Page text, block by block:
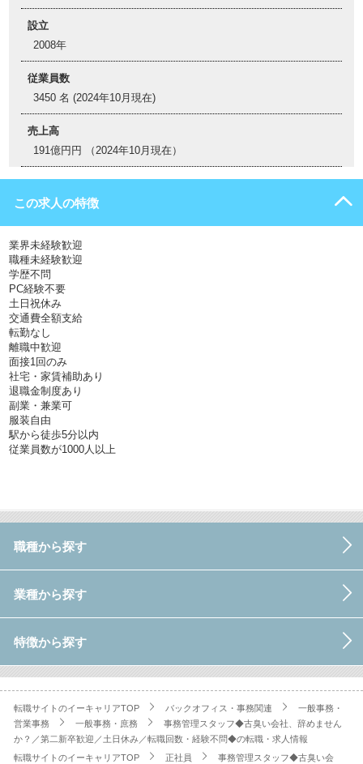
設立
2008年
従業員数
3450 名 (2024年10月現在)
売上高
191億円円 （2024年10月現在）
この求人の特徴
業界未経験歓迎
職種未経験歓迎
学歴不問
PC経験不要
土日祝休み
交通費全額支給
転勤なし
離職中歓迎
面接1回のみ
社宅・家賃補助あり
退職金制度あり
副業・兼業可
服装自由
駅から徒歩5分以内
従業員数が1000人以上
職種から探す
業種から探す
特徴から探す
転職サイトのイーキャリアTOP バックオフィス・事務関連
一般事務・
営業事務
一般事務・庶務
事務管理スタッフ◆古臭い会社、辞めません
か？／第二新卒歓迎／土日休み／転職回数・経験不問◆の転職・求人情報
転職サイトのイーキャリアTOP
正社員
事務管理スタッフ◆古臭い会